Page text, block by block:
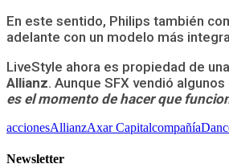
En este sentido, Philips también
adelante con un modelo más
LiveStyle ahora es propiedad de
Allianz. Aunque SFX vendió
es el momento de hacer que
accionesAllianzAxar Capitalcompañía
Newsletter